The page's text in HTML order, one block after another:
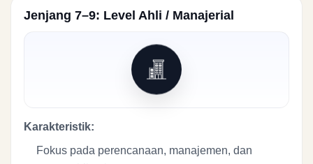
Jenjang 7–9: Level Ahli / Manajerial
Karakteristik:
Fokus pada perencanaan, manajemen, dan